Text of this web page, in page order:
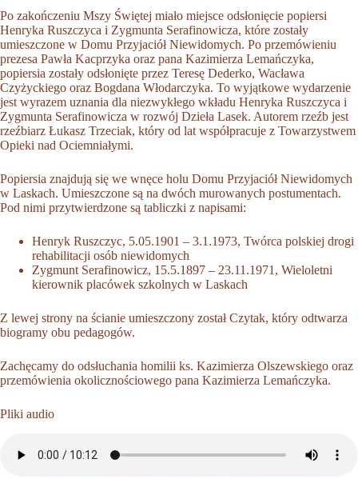
Po zakończeniu Mszy Świętej miało miejsce odsłonięcie popiersi
Henryka Ruszczyca i Zygmunta Serafinowicza, które zostały
umieszczone w Domu Przyjaciół Niewidomych. Po przemówieniu
prezesa Pawła Kacprzyka oraz pana Kazimierza Lemańczyka,
popiersia zostały odsłonięte przez Teresę Dederko, Wacława
Czyżyckiego oraz Bogdana Włodarczyka. To wyjątkowe wydarzenie
jest wyrazem uznania dla niezwykłego wkładu Henryka Ruszczyca i
Zygmunta Serafinowicza w rozwój Dzieła Lasek. Autorem rzeźb jest
rzeźbiarz Łukasz Trzeciak, który od lat współpracuje z Towarzystwem
Opieki nad Ociemniałymi.
Popiersia znajdują się we wnęce holu Domu Przyjaciół Niewidomych
w Laskach. Umieszczone są na dwóch murowanych postumentach.
Pod nimi przytwierdzone są tabliczki z napisami:
Henryk Ruszczyc, 5.05.1901 – 3.1.1973, Twórca polskiej drogi
rehabilitacji osób niewidomych
Zygmunt Serafinowicz, 15.5.1897 – 23.11.1971, Wieloletni
kierownik placówek szkolnych w Laskach
Z lewej strony na ścianie umieszczony został Czytak, który odtwarza
biogramy obu pedagogów.
Zachęcamy do odsłuchania homilii ks. Kazimierza Olszewskiego oraz
przemówienia okolicznościowego pana Kazimierza Lemańczyka.
Pliki audio